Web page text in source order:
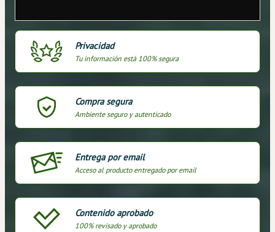
Privacidad
Tu información está 100% segura
Compra segura
Ambiente seguro y autenticado
Entrega por email
Acceso al producto entregado por email
Contenido aprobado
100% revisado y aprobado